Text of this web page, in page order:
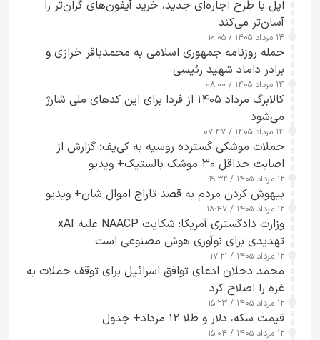
اپل با طرح اجاره‌ای جدید، خرید آیفون‌های گران‌تر را
آسان‌تر می‌کند
۱۴ مرداد ۱۴۰۵ / ۱۰:۰۵
حمله روزنامه جمهوری اسلامی به محمدباقر خرازی و
برادر داماد شهید رئیسی
۱۴ مرداد ۱۴۰۵ / ۰۸:۰۰
کالابرگ مرداد ۱۴۰۵ از فردا برای این کدهای ملی شارژ
می‌شود
۱۴ مرداد ۱۴۰۵ / ۰۷:۴۷
حملات موشکی گسترده روسیه به کی‌یف؛ گزارش از
اصابت حداقل ۳۰ موشک بالستیک+ ویدیو
۱۲ مرداد ۱۴۰۵ / ۱۹:۳۲
بیهوش کردن مردم به قصد تاراج اموال شان+ ویدیو
۱۲ مرداد ۱۴۰۵ / ۱۸:۴۷
وزارت دادگستری آمریکا: شکایت NAACP علیه xAI
تهدیدی برای نوآوری هوش مصنوعی است
۱۲ مرداد ۱۴۰۵ / ۱۷:۲۱
محمد دحلان ادعای توافق اسرائیل برای توقف حملات به
غزه را اصلاح کرد
۱۲ مرداد ۱۴۰۵ / ۱۵:۲۳
قیمت سکه، دلار و طلا ۱۲ مرداد+ جدول
۱۲ مرداد ۱۴۰۵ / ۱۵:۰۴